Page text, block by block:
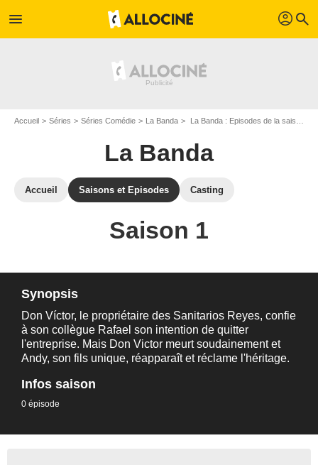
menu profil search
Accueil Séries Séries Comédie La Banda La Banda : Episodes de la saison 1
La Banda
Accueil Saisons et Episodes Casting
Saison 1
Synopsis
Don Víctor, le propriétaire des Sanitarios Reyes, confie
à son collègue Rafael son intention de quitter
l'entreprise. Mais Don Victor meurt soudainement et
Andy, son fils unique, réapparaît et réclame l'héritage.
Infos saison
0 épisode